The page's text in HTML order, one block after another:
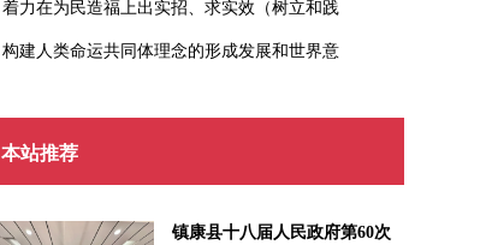
着力在为民造福上出实招、求实效（树立和践
构建人类命运共同体理念的形成发展和世界意
本站推荐
镇康县十八届人民政府第60次